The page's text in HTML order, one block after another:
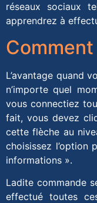
réseaux sociaux
apprendrez à
L’avantage quand
n’importe quel
vous connectiez
fait, vous devez
cette flèche au
choisissez l’option
informations ».
Ladite commande
effectué toutes